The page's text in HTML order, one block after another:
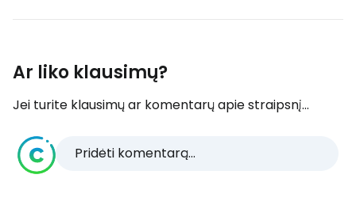
Ar liko klausimų?
Jei turite klausimų ar komentarų apie straipsnį...
Pridėti komentarą...